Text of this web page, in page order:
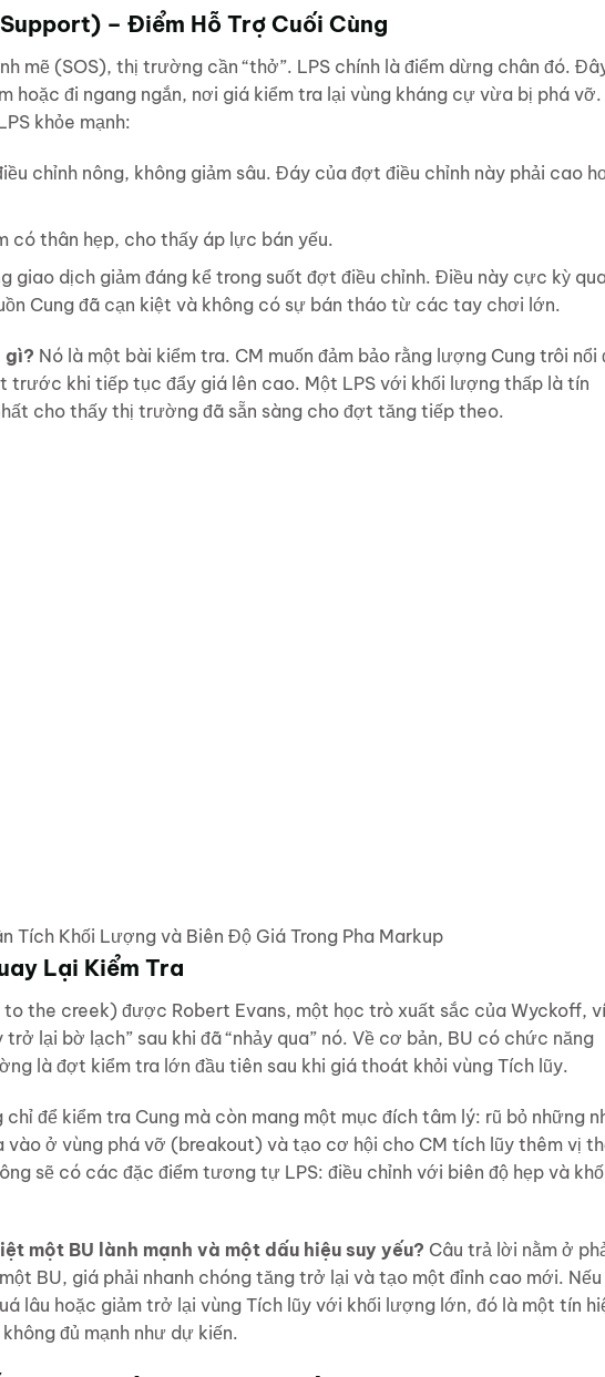
– Điểm Hỗ Trợ Cuối Cùng
mẽ (SOS), thị trường cần “thở”. LPS chính là điểm dừng chân đó.
hoặc đi ngang ngắn, nơi giá kiểm tra lại vùng kháng cự vừa bị phá vỡ.
khỏe mạnh:
chỉnh nông, không giảm sâu. Đáy của đợt điều chỉnh này phải cao
có thân hẹp, cho thấy áp lực bán yếu.
giao dịch giảm đáng kể trong suốt đợt điều chỉnh. Điều này cực kỳ
Cung đã cạn kiệt và không có sự bán tháo từ các tay chơi lớn.
gì? Nó là một bài kiểm tra. CM muốn đảm bảo rằng lượng Cung trôi nổi
trước khi tiếp tục đẩy giá lên cao. Một LPS với khối lượng thấp là tín
cho thấy thị trường đã sẵn sàng cho đợt tăng tiếp theo.
Tích Khối Lượng và Biên Độ Giá Trong Pha Markup
Lại Kiểm Tra
the creek) được Robert Evans, một học trò xuất sắc của Wyckoff, ví
trở lại bờ lạch” sau khi đã “nhảy qua” nó. Về cơ bản, BU có chức năng
là đợt kiểm tra lớn đầu tiên sau khi giá thoát khỏi vùng Tích lũy.
chỉ để kiểm tra Cung mà còn mang một mục đích tâm lý: rũ bỏ những
vào ở vùng phá vỡ (breakout) và tạo cơ hội cho CM tích lũy thêm vị
sẽ có các đặc điểm tương tự LPS: điều chỉnh với biên độ hẹp và
một BU lành mạnh và một dấu hiệu suy yếu? Câu trả lời nằm ở
BU, giá phải nhanh chóng tăng trở lại và tạo một đỉnh cao mới. Nếu
lâu hoặc giảm trở lại vùng Tích lũy với khối lượng lớn, đó là một tín
đủ mạnh như dự kiến.